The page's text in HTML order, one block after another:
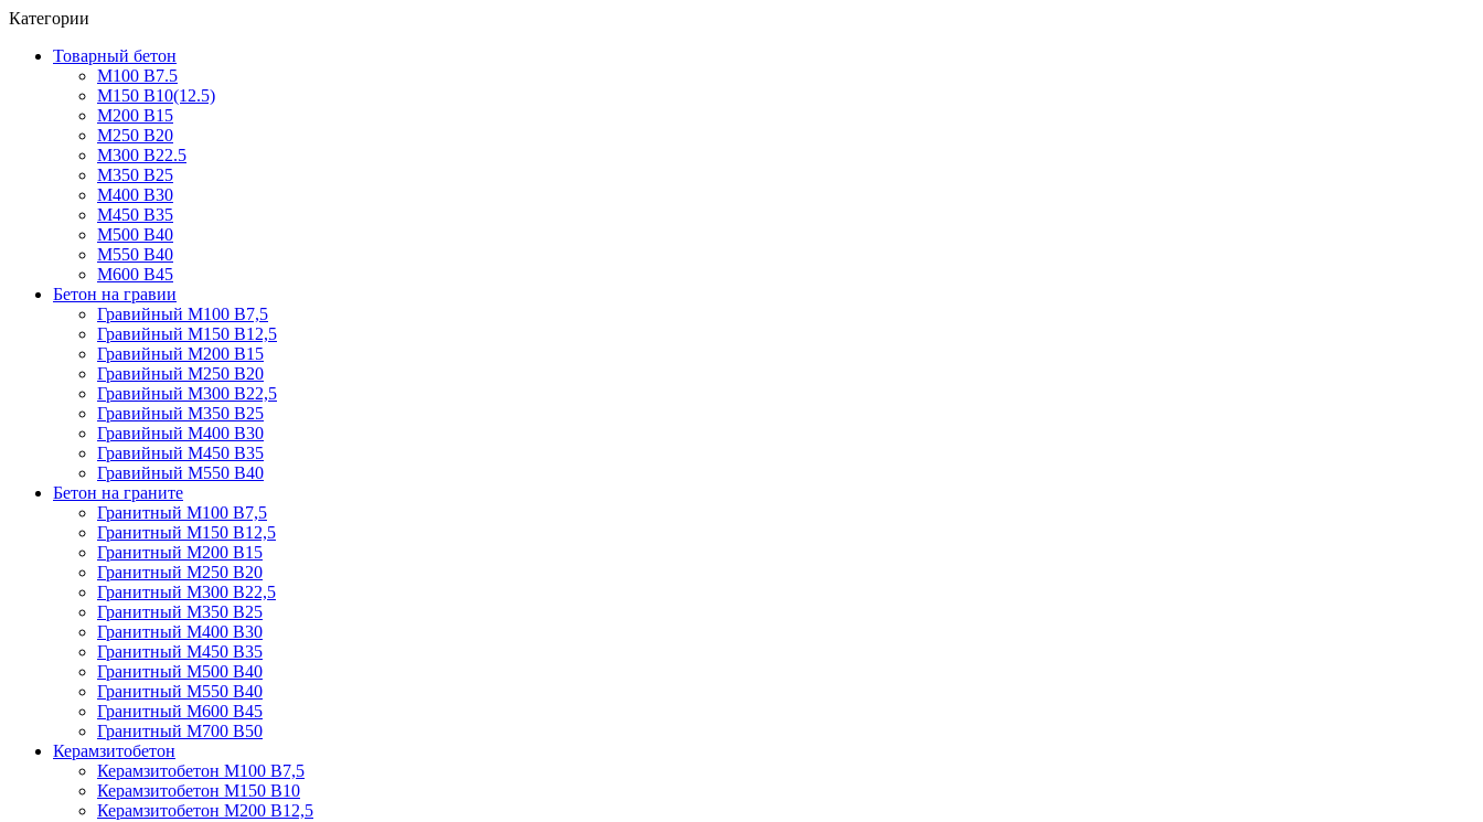
Категории
Товарный бетон
М100 В7.5
М150 В10(12.5)
М200 В15
М250 В20
М300 В22.5
М350 В25
М400 В30
М450 В35
М500 В40
М550 В40
М600 В45
Бетон на гравии
Гравийный М100 В7,5
Гравийный М150 В12,5
Гравийный М200 В15
Гравийный М250 В20
Гравийный М300 В22,5
Гравийный М350 В25
Гравийный М400 В30
Гравийный М450 В35
Гравийный М550 В40
Бетон на граните
Гранитный М100 В7,5
Гранитный М150 В12,5
Гранитный М200 В15
Гранитный М250 В20
Гранитный М300 В22,5
Гранитный М350 В25
Гранитный М400 В30
Гранитный М450 В35
Гранитный М500 В40
Гранитный М550 В40
Гранитный М600 В45
Гранитный М700 В50
Керамзитобетон
Керамзитобетон М100 В7,5
Керамзитобетон М150 В10
Керамзитобетон М200 В12,5